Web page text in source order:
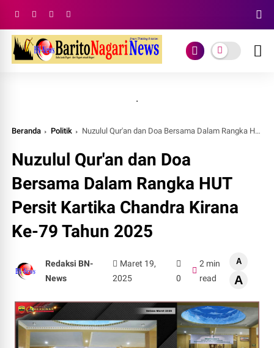
.
Beranda Politik Nuzulul Qur'an dan Doa Bersama Dalam Rangka HUT Persit Kartika Chandra Kirana Ke-79 Tahun 2025
Nuzulul Qur'an dan Doa
Bersama Dalam Rangka HUT
Persit Kartika Chandra Kirana
Ke-79 Tahun 2025
Redaksi BN-
News
Maret 19,
2025
0
2 min
read
A
A